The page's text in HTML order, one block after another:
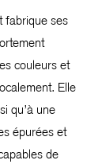
fabrique ses
couleurs et
Elle
qu’à une
épurées et
de